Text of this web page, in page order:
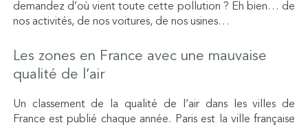
demandez d’où vient toute cette pollution ? Eh bien… de
nos activités, de nos voitures, de nos usines…
Les zones en France avec une mauvaise
qualité de l’air
Un classement de la qualité de l’air dans les villes de
France est publié chaque année. Paris est la ville française